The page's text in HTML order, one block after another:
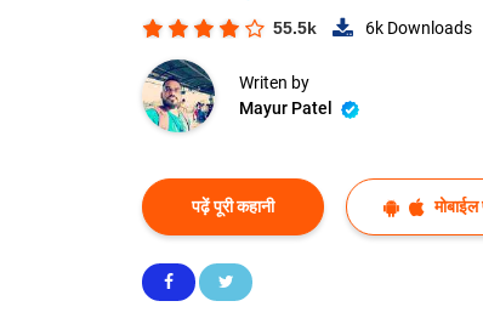
55.5k 6k Downloads
Writen by
Mayur Patel
पढ़ें पूरी कहानी